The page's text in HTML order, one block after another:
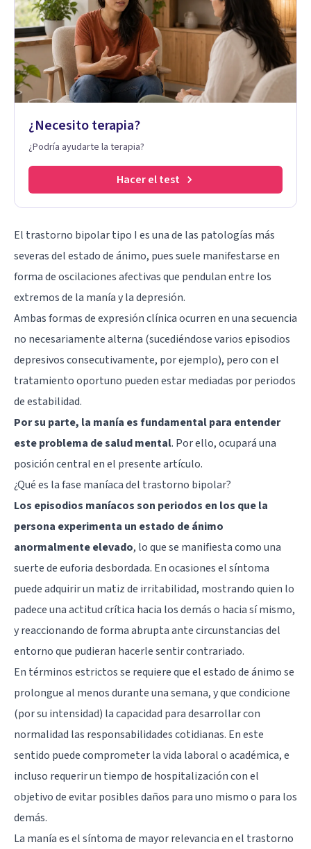
¿Necesito terapia?
¿Podría ayudarte la terapia?
Hacer el test
El trastorno bipolar tipo I es una de las patologías más
severas del estado de ánimo, pues suele manifestarse en
forma de oscilaciones afectivas que pendulan entre los
extremos de la manía y la depresión.
Ambas formas de expresión clínica ocurren en una secuencia
no necesariamente alterna (sucediéndose varios episodios
depresivos consecutivamente, por ejemplo), pero con el
tratamiento oportuno pueden estar mediadas por periodos
de estabilidad.
Por su parte, la manía es fundamental para entender
este problema de salud mental. Por ello, ocupará una
posición central en el presente artículo.
¿Qué es la fase maníaca del trastorno bipolar?
Los episodios maníacos son periodos en los que la
persona experimenta un estado de ánimo
anormalmente elevado, lo que se manifiesta como una
suerte de euforia desbordada. En ocasiones el síntoma
puede adquirir un matiz de irritabilidad, mostrando quien lo
padece una actitud crítica hacia los demás o hacia sí mismo,
y reaccionando de forma abrupta ante circunstancias del
entorno que pudieran hacerle sentir contrariado.
En términos estrictos se requiere que el estado de ánimo se
prolongue al menos durante una semana, y que condicione
(por su intensidad) la capacidad para desarrollar con
normalidad las responsabilidades cotidianas. En este
sentido puede comprometer la vida laboral o académica, e
incluso requerir un tiempo de hospitalización con el
objetivo de evitar posibles daños para uno mismo o para los
demás.
La manía es el síntoma de mayor relevancia en el trastorno